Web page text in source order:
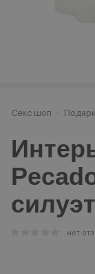
Секс шоп
нет